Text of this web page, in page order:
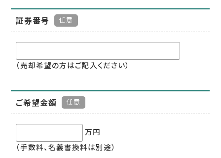
証券番号 任意
（売却希望の方はご記入ください）
ご希望金額 任意
万円
（手数料、名義書換料は別途）